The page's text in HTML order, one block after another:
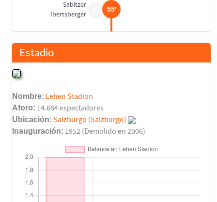
Sabitzer
Ibertsberger
55'
Sabin Ilie
Claudio López
64'
70'
Estadio
Nombre: Lehen Stadion
Aforo: 14.684 espectadores
Ubicación: Salzburgo (Salzburgo)
Inauguración: 1952 (Demolido en 2006)